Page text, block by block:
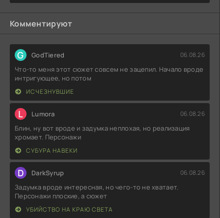
Комментируют
G GodTiered 06.08.26
Что-то меня этот сюжет совсем не зацепил. Начало вроде
интригующее, но потом
ИСЧЕЗНУВШИЕ
L Lumora 06.08.26
Блин, ну вот вроде и задумка неплохая, но реализация
хромает. Персонажи
СУБУРА НАВЕКИ
D DarkSyrup 06.08.26
Задумка вроде интересная, но чего-то не хватает.
Персонажи плоские, а сюжет
УБИЙСТВО НА КРАЮ СВЕТА